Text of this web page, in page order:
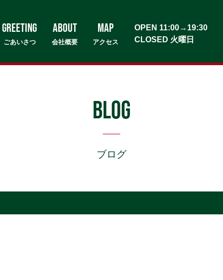
GREETING
ごあいさつ
about
会社概要
MAP
アクセス
OPEN 11:00→19:30
CLOSED 火曜日
BLOG
ブログ